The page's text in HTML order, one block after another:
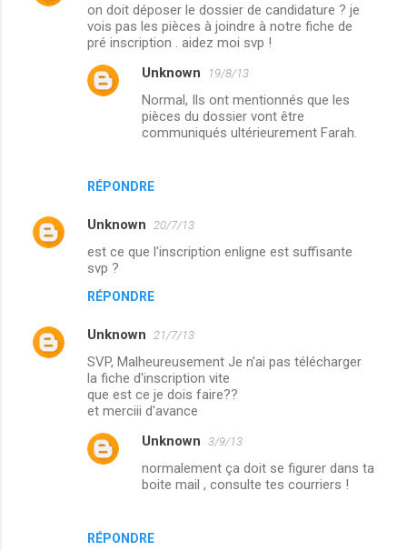
on doit déposer le dossier de candidature ? je
vois pas les pièces à joindre à notre fiche de
pré inscription . aidez moi svp !
RÉPONDRE
Unknown 19/8/13
Normal, Ils ont mentionnés que les
pièces du dossier vont être
communiqués ultérieurement Farah.
Unknown 20/7/13
est ce que l'inscription enligne est suffisante
svp ?
RÉPONDRE
Unknown 21/7/13
SVP, Malheureusement Je n'ai pas télécharger
la fiche d'inscription vite
que est ce je dois faire??
et merciii d'avance
RÉPONDRE
Unknown 3/9/13
normalement ça doit se figurer dans ta
boite mail , consulte tes courriers !